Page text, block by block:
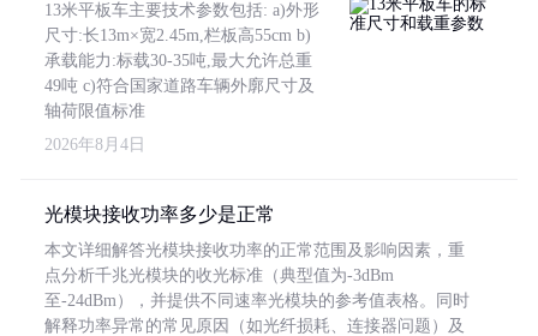
13米平板车主要技术参数包括: a)外形
尺寸:长13m×宽2.45m,栏板高55cm b)
承载能力:标载30-35吨,最大允许总重
49吨 c)符合国家道路车辆外廓尺寸及
轴荷限值标准
2026年8月4日
光模块接收功率多少是正常
本文详细解答光模块接收功率的正常范围及影响因素，重
点分析千兆光模块的收光标准（典型值为-3dBm
至-24dBm），并提供不同速率光模块的参考值表格。同时
解释功率异常的常见原因（如光纤损耗、连接器问题）及